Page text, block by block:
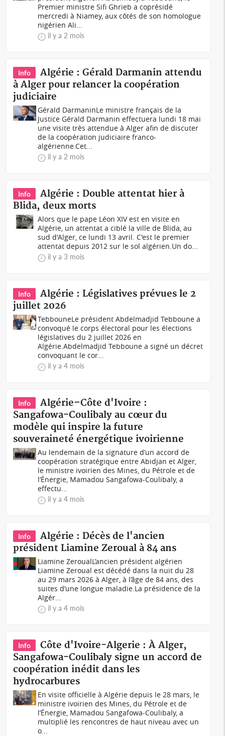
Premier ministre Sifi Ghrieb a coprésidé
mercredi à Niamey, aux côtés de son homologue
nigérien Ali...
il y a 2 mois
Info
Algérie : Gérald Darmanin attendu
à Alger pour relancer la coopération
judiciaire
Gérald DarmaninLe ministre français de la
Justice Gérald Darmanin effectuera lundi 18 mai
une visite très attendue à Alger afin de discuter
de la coopération judiciaire franco-
algérienne.Cet...
il y a 2 mois
Info
Algérie : Double attentat hier à
Blida, deux morts
Alors que le pape Léon XIV est en visite en
Algérie, un attentat a ciblé la ville de Blida, au
sud d'Alger, ce lundi 13 avril. C'est le premier
attentat depuis 2012 sur le sol algérien.Un do...
il y a 3 mois
Info
Algérie : Législatives prévues le 2
juillet 2026
TebbouneLe président Abdelmadjid Tebboune a
convoqué le corps électoral pour les élections
législatives du 2 juillet 2026 en
Algérie.Abdelmadjid Tebboune a signé un décret
convoquant le cor...
il y a 4 mois
Info
Algérie–Côte d'Ivoire :
Sangafowa-Coulibaly au cœur du
modèle qui inspire la future
souveraineté énergétique ivoirienne
Au lendemain de la signature d’un accord de
coopération stratégique entre Abidjan et Alger,
le ministre ivoirien des Mines, du Pétrole et de
l’Énergie, Mamadou Sangafowa-Coulibaly, a
effectu...
il y a 4 mois
Info
Algérie : Décès de l'ancien
président Liamine Zeroual à 84 ans
Liamine ZeroualL’ancien président algérien
Liamine Zeroual est décédé dans la nuit du 28
au 29 mars 2026 à Alger, à l’âge de 84 ans, des
suites d’une longue maladie.La présidence de la
Algér...
il y a 4 mois
Info
Côte d'Ivoire-Algerie : À Alger,
Sangafowa-Coulibaly signe un accord de
coopération inédit dans les
hydrocarbures
En visite officielle à Algérie depuis le 28 mars, le
ministre ivoirien des Mines, du Pétrole et de
l’Énergie, Mamadou Sangafowa-Coulibaly, a
multiplié les rencontres de haut niveau avec un
o...